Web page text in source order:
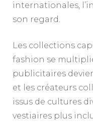
internationales,
son regard.
Les collections
fashion se
publicitaires
et les créateurs
issus de cultures
vestiaires plus